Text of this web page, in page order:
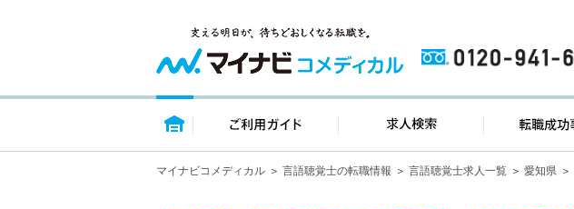
トップページ ご利用ガイド 求人検索
マイナビコメディカル 言語聴覚士の転職情報 言語聴覚士求人一覧 愛知県